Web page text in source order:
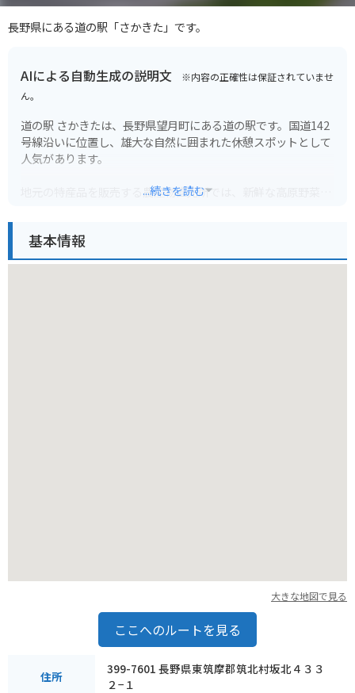
長野県にある道の駅「さかきた」です。
AIによる自動生成の説明文 ※内容の正確性は保証されていませ
ん。
道の駅 さかきたは、長野県望月町にある道の駅です。国道142
号線沿いに位置し、雄大な自然に囲まれた休憩スポットとして
人気があります。
地元の特産品を販売する農産物直売所では、新鮮な高原野菜や
しむことができます。
...続きを読む
基本情報
大きな地図で見る
ここへのルートを見る
住所
399-7601 長野県東筑摩郡筑北村坂北４３３
２−１